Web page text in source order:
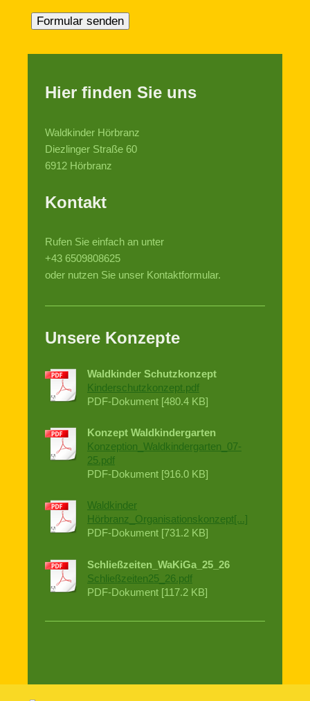
Hier finden Sie uns
Waldkinder Hörbranz
Diezlinger Straße 60
6912 Hörbranz
Kontakt
Rufen Sie einfach an unter
+43 6509808625
oder nutzen Sie unser Kontaktformular.
Unsere Konzepte
Waldkinder Schutzkonzept
Kinderschutzkonzept.pdf
PDF-Dokument [480.4 KB]
Konzept Waldkindergarten
Konzeption_Waldkindergarten_07-
25.pdf
PDF-Dokument [916.0 KB]
Waldkinder
Hörbranz_Organisationskonzept[...]
PDF-Dokument [731.2 KB]
Schließzeiten_WaKiGa_25_26
Schließzeiten25_26.pdf
PDF-Dokument [117.2 KB]